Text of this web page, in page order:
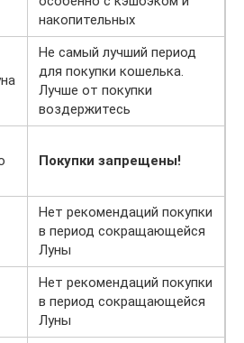
накопительных
Не самый лучший период
для покупки кошелька.
Лучше от покупки
воздержитесь
Покупки запрещены!
Нет рекомендаций покупки
в период сокращающейся
Луны
Нет рекомендаций покупки
в период сокращающейся
Луны